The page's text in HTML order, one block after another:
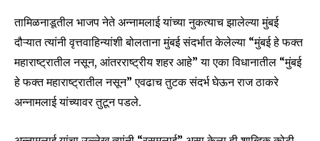
तामिळनाडूतील भाजप नेते अन्नामलाई यांच्या नुकत्याच झालेल्या मुंबई
दौऱ्यात त्यांनी वृत्तवाहिन्यांशी बोलताना मुंबई संदर्भात केलेल्या “मुंबई हे फक्त
महाराष्ट्रातील नसून, आंतरराष्ट्रीय शहर आहे” या एका विधानातील “मुंबई
हे फक्त महाराष्ट्रातील नसून” एवढाच तुटक संदर्भ घेऊन राज ठाकरे
अन्नामलाई यांच्यावर तुटून पडले.